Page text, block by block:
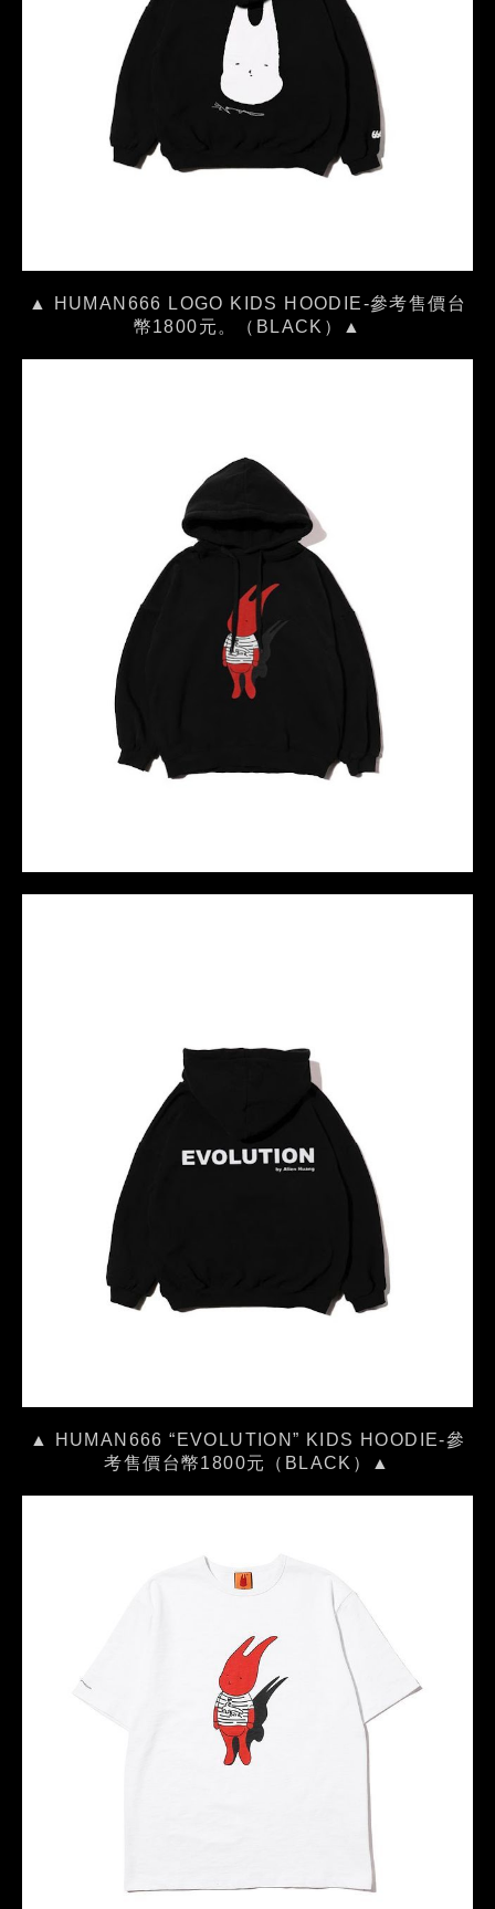
▲ HUMAN666 LOGO KIDS HOODIE-參考售價台
幣1800元。（BLACK）▲
▲ HUMAN666 “EVOLUTION” KIDS HOODIE-參
考售價台幣1800元（BLACK）▲